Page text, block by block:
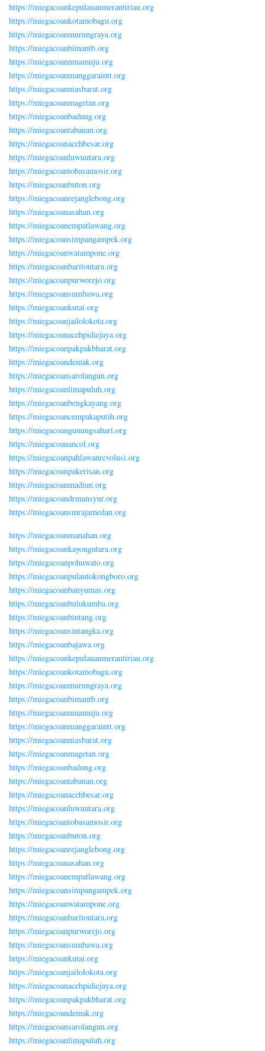
https://miegacoankepulauanmerantiriau.org
https://miegacoankotamobagu.org
https://miegacoanmurungraya.org
https://miegacoanbimantb.org
https://miegacoannmamuju.org
https://miegacoanmanggaraintt.org
https://miegacoanniasbarat.org
https://miegacoanmagetan.org
https://miegacoanbadung.org
https://miegacoantabanan.org
https://miegacoanacehbesar.org
https://miegacoanluwuutara.org
https://miegacoantobasamosir.org
https://miegacoanbuton.org
https://miegacoanrejanglebong.org
https://miegacoanasahan.org
https://miegacoanempatlawang.org
https://miegacoansimpangampek.org
https://miegacoanwatampone.org
https://miegacoanbaritoutara.org
https://miegacoanpurworejo.org
https://miegacoansumbawa.org
https://miegacoankutai.org
https://miegacoanjailolokota.org
https://miegacoanacehpidiejaya.org
https://miegacoanpakpakbharat.org
https://miegacoandemak.org
https://miegacoansarolangun.org
https://miegacoanlimapuluh.org
https://miegacoanbengkayang.org
https://miegacoancempakaputih.org
https://miegacoangunungsahari.org
https://miegacoanancol.org
https://miegacoanpahlawanrevolusi.org
https://miegacoanpakerisan.org
https://miegacoanmadiun.org
https://miegacoandrmansyur.org
https://miegacoansmrajamedan.org
https://miegacoanmanahan.org
https://miegacoankayongutara.org
https://miegacoanpohuwato.org
https://miegacoanpulautokongboro.org
https://miegacoanbanyumas.org
https://miegacoanbulukumba.org
https://miegacoanbintang.org
https://miegacoansintangka.org
https://miegacoanbajawa.org
https://miegacoankepulauanmerantiriau.org
https://miegacoankotamobagu.org
https://miegacoanmurungraya.org
https://miegacoanbimantb.org
https://miegacoannmamuju.org
https://miegacoanmanggaraintt.org
https://miegacoanniasbarat.org
https://miegacoanmagetan.org
https://miegacoanbadung.org
https://miegacoantabanan.org
https://miegacoanacehbesar.org
https://miegacoanluwuutara.org
https://miegacoantobasamosir.org
https://miegacoanbuton.org
https://miegacoanrejanglebong.org
https://miegacoanasahan.org
https://miegacoanempatlawang.org
https://miegacoansimpangampek.org
https://miegacoanwatampone.org
https://miegacoanbaritoutara.org
https://miegacoanpurworejo.org
https://miegacoansumbawa.org
https://miegacoankutai.org
https://miegacoanjailolokota.org
https://miegacoanacehpidiejaya.org
https://miegacoanpakpakbharat.org
https://miegacoandemak.org
https://miegacoansarolangun.org
https://miegacoanlimapuluh.org